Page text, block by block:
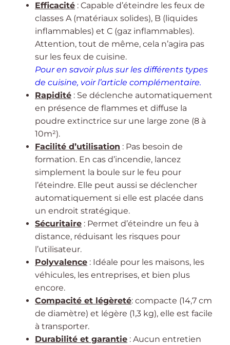
Efficacité : Capable d’éteindre les feux de
classes A (matériaux solides), B (liquides
inflammables) et C (gaz inflammables).
Attention, tout de même, cela n’agira pas
sur les feux de cuisine.
Pour en savoir plus sur les différents types
de cuisine, voir l’article complémentaire.
Rapidité : Se déclenche automatiquement
en présence de flammes et diffuse la
poudre extinctrice sur une large zone (8 à
10m²).
Facilité d’utilisation : Pas besoin de
formation. En cas d’incendie, lancez
simplement la boule sur le feu pour
l’éteindre. Elle peut aussi se déclencher
automatiquement si elle est placée dans
un endroit stratégique.
Sécuritaire : Permet d’éteindre un feu à
distance, réduisant les risques pour
l’utilisateur.
Polyvalence : Idéale pour les maisons, les
véhicules, les entreprises, et bien plus
encore.
Compacité et légèreté: compacte (14,7 cm
de diamètre) et légère (1,3 kg), elle est facile
à transporter.
Durabilité et garantie : Aucun entretien